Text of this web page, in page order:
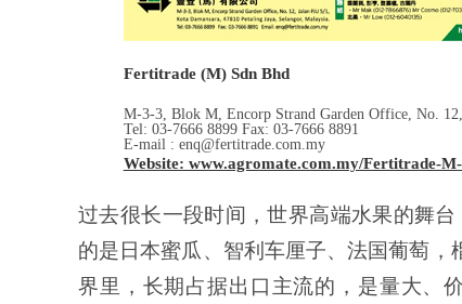
Fertitrade (M) Sdn Bhd
M-3-3, Blok M, Encorp Strand Garden Office, No. 12,
Tel: 03-7666 8899 Fax: 03-7666 8891
E-mail : enq@fertitrade.com.my
Website: www.agromate.com.my/Fertitrade-
过去很长一段时间，世界高端水果的舞
的是日本蜜瓜、智利车厘子、法国葡萄，
界里，长期占据出口主流的，是量大、